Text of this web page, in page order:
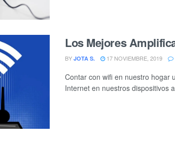
Los Mejores
BY JOTA S. 17 NOVIEMBRE, 2019
Contar con wifi en nuestro hogar
Internet en nuestros dispositivos